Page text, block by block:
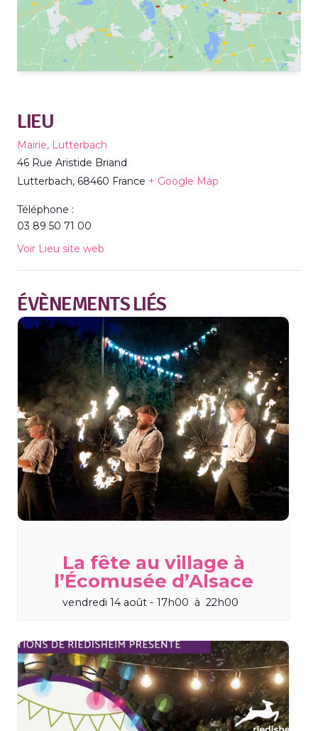
LIEU
Mairie, Lutterbach
46 Rue Aristide Briand
Lutterbach, 68460 France + Google Map
Téléphone :
03 89 50 71 00
Voir Lieu site web
ÉVÈNEMENTS LIÉS
La fête au village à
l’Écomusée d’Alsace
vendredi 14 août - 17h00 à 22h00